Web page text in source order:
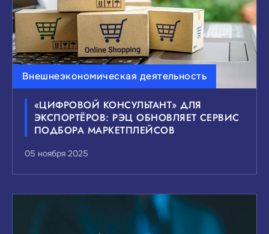
ВЫБЕРИТЕ ИНТЕРЕСУЮЩИЕ ВАС ТЕМЫ
НОВОСТЕЙ:
Инвестиции
Малый и средний бизнес
Внешнеэкономическая деятельность
Мероприятия и выставки
Государственно-частное партнерство
Национальные проекты
ВЫБЕРИТЕ ИНТЕРЕСУЮЩИЙ ВАС УРОВЕНЬ
Внешнеэкономическая деятельность
«ЦИФРОВОЙ КОНСУЛЬТАНТ» ДЛЯ
ЭКСПОРТЁРОВ: РЭЦ ОБНОВЛЯЕТ СЕРВИС
ПОДБОРА МАРКЕТПЛЕЙСОВ
05 ноября 2025